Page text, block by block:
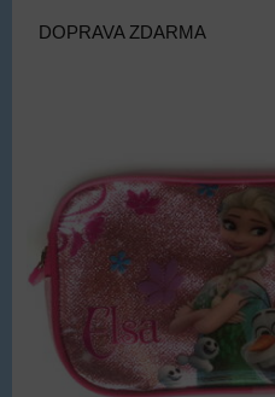
DOPRAVA ZDARMA